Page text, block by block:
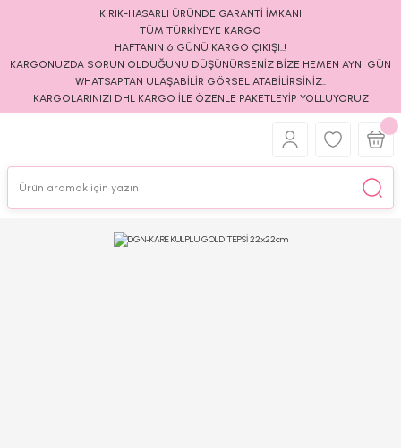
KIRIK-HASARLI ÜRÜNDE GARANTİ İMKANI
TÜM TÜRKİYEYE KARGO
HAFTANIN 6 GÜNÜ KARGO ÇIKIŞI..!
KARGONUZDA SORUN OLDUĞUNU DÜŞÜNÜRSENİZ BİZE HEMEN AYNI GÜN
WHATSAPTAN ULAŞABİLİR GÖRSEL ATABİLİRSİNİZ..
KARGOLARINIZI DHL KARGO İLE ÖZENLE PAKETLEYİP YOLLUYORUZ